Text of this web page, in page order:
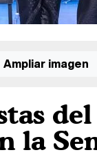
Ampliar imagen
la